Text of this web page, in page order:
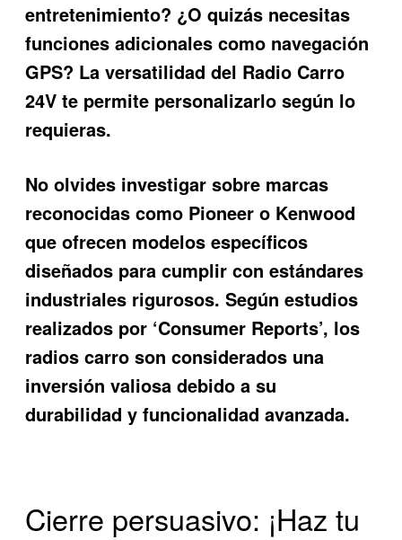
entretenimiento? ¿O quizás necesitas
funciones adicionales como navegación
GPS? La versatilidad del Radio Carro
24V te permite personalizarlo según lo
requieras.
No olvides investigar sobre marcas
reconocidas como Pioneer o Kenwood
que ofrecen modelos específicos
diseñados para cumplir con estándares
industriales rigurosos. Según estudios
realizados por ‘Consumer Reports’, los
radios carro son considerados una
inversión valiosa debido a su
durabilidad y funcionalidad avanzada.
Cierre persuasivo: ¡Haz tu